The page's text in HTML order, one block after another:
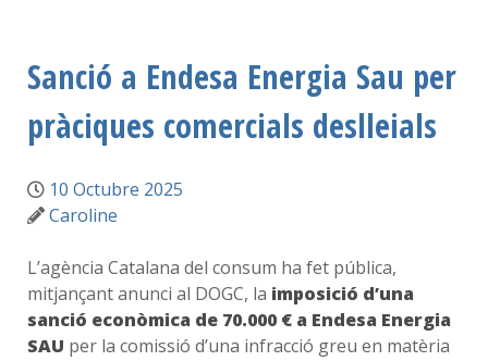
Sanció a Endesa Energia Sau per
pràciques comercials deslleials
10 Octubre 2025
Caroline
L’agència Catalana del consum ha fet pública,
mitjançant anunci al DOGC, la imposició d’una
sanció econòmica de 70.000 € a Endesa Energia
SAU per la comissió d’una infracció greu en matèria